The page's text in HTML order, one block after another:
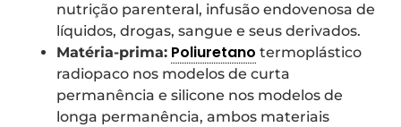
nutrição parenteral, infusão endovenosa de
líquidos, drogas, sangue e seus derivados.
Matéria-prima: Poliuretano termoplástico
radiopaco nos modelos de curta
permanência e silicone nos modelos de
longa permanência, ambos materiais